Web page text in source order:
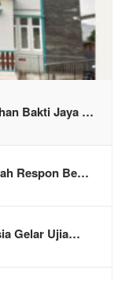
Bakti Jaya …
Respon Be…
Gelar Ujia…